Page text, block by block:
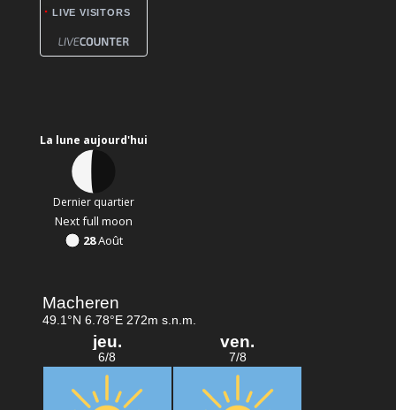
LIVE VISITORS
La lune aujourd'hui
Dernier quartier
Next full moon
28Août